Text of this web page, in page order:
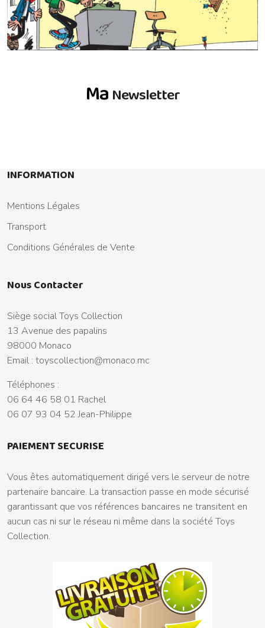
Ma Newsletter
INFORMATION
Mentions Légales
Transport
Conditions Générales de Vente
Nous Contacter
Siège social Toys Collection
13 Avenue des papalins
98000 Monaco
Email : toyscollection@monaco.mc
Téléphones :
06 64 46 58 01 Rachel
06 07 93 04 52 Jean-Philippe
PAIEMENT SECURISE
Vous êtes automatiquement dirigé vers le serveur de notre
partenaire bancaire. La transaction passe en mode sécurisé
garantissant que vos références bancaires ne transitent en
aucun cas ni sur le réseau ni même dans la société Toys
Collection.